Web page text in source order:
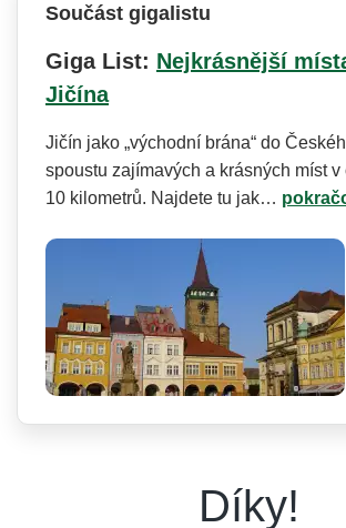
Součást gigalistu
Giga List: Nejkrásnější
Jičína
Jičín jako „východní brána“ do
spoustu zajímavých a krásných míst v
10 kilometrů. Najdete tu jak…
Díky!